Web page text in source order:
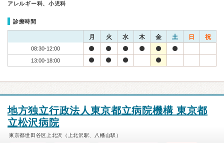
アレルギー科、小児科
診療時間
月 火 水 木 金 土 日 祝
08:30-12:00
13:00-18:00
地方独立行政法人東京都立病院機構 東京都
立松沢病院
東京都世田谷区上北沢（上北沢駅、八幡山駅）